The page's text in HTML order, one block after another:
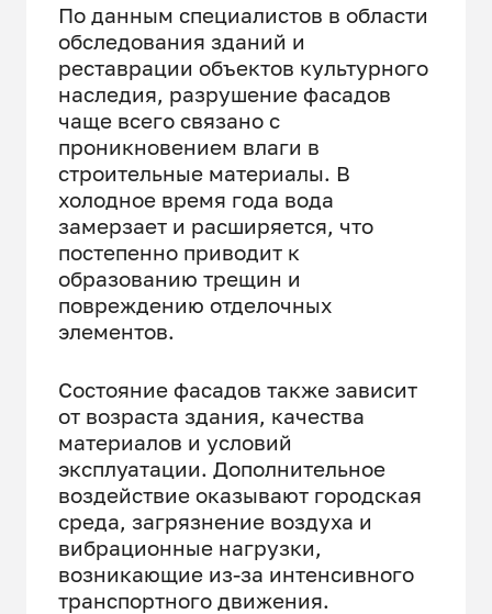
По данным специалистов в области
обследования зданий и
реставрации объектов культурного
наследия, разрушение фасадов
чаще всего связано с
проникновением влаги в
строительные материалы. В
холодное время года вода
замерзает и расширяется, что
постепенно приводит к
образованию трещин и
повреждению отделочных
элементов.
Состояние фасадов также зависит
от возраста здания, качества
материалов и условий
эксплуатации. Дополнительное
воздействие оказывают городская
среда, загрязнение воздуха и
вибрационные нагрузки,
возникающие из-за интенсивного
транспортного движения.